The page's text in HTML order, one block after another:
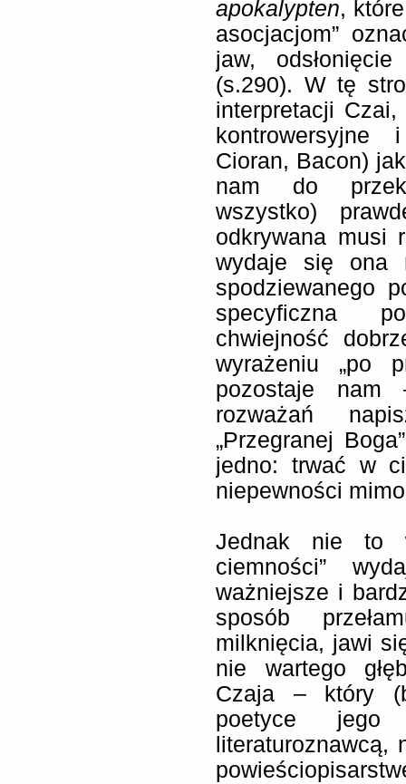
apokalypten,
asocjacjom”
jaw,
(s.290). W tę
interpretacji
Cioran, Bacon)
nam do
wszystko)
odkrywana musi
wydaje się ona
spodziewanego
specyficzna
chwiejność
wyrażeniu „po
pozostaje
rozważań
„Przegranej
jedno: trwać w
niepewności
Jednak nie to
ciemności”
ważniejsze i
sposób
milknięcia, jawi
nie wartego
Czaja – który
poetyce jego